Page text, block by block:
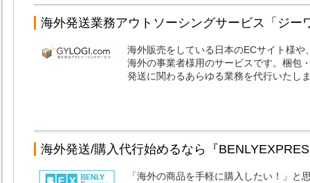
海外発送業務アウトソーシングサービス「ジー
海外販売をしている日本のECサイト様
海外の事業者様用のサービスです。梱包
発送に関わるあらゆる業務を代行いたし
海外発送/購入代行始めるなら『
「海外の商品を手軽に購入したい！」と